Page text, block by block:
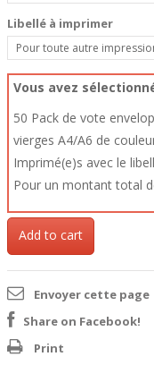
Libellé à imprimer
Pour toute autre
Vous avez
50 Pack de vote
vierges A4/A6 de
Imprimé(e)s avec le
Pour un montant total
Add to cart
Envoyer cette page
Share on Facebook!
Print